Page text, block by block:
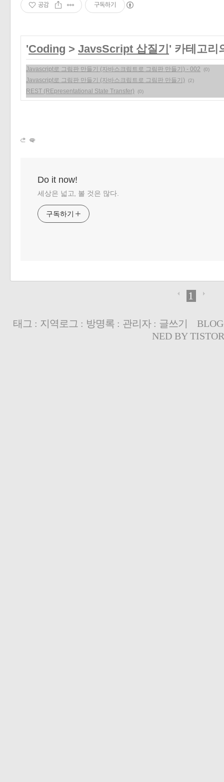
공감 구독하기
'Coding > JavsScript 삽질기 ' 카테고리
Javascript로 그림판 만들기 (자바스크립트로 그림판 만들기) - 002 (0)
Javascript로 그림판 만들기 (자바스크립트로 그림판 만들기) (2)
REST (REpresentational State Transfer) (0)
Do it now!
세상은 넓고, 볼 것은 많다.
구독하기
1
태그 : 지역로그 : 방명록: 관리자: 글쓰기
NED BY